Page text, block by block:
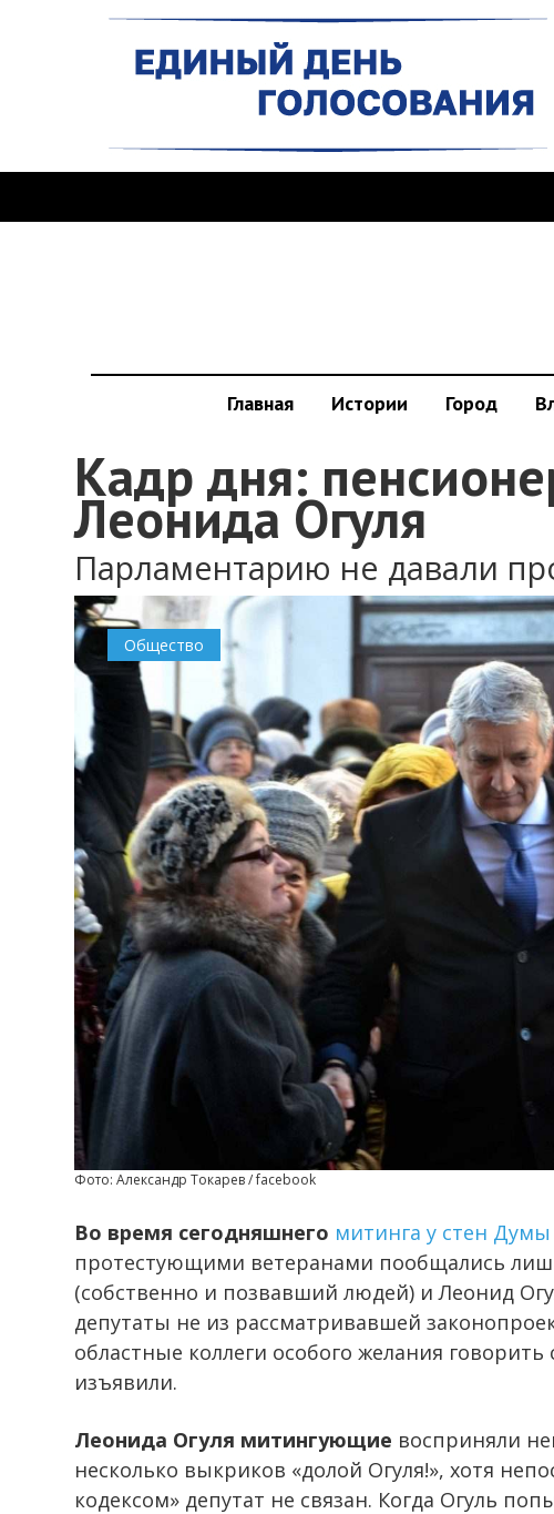
Главная Истории Город
Кадр дня:
Леонида Огуля
Парламентарию не давали
0
Общество
Фото: Александр Токарев / facebook
Во время сегодняшнего митинга у стен Думы
протестующими ветеранами пообщались
(собственно и позвавший людей) и Леонид
депутаты не из рассматривавшей
областные коллеги особого желания
изъявили.
Леонида Огуля митингующие восприняли
несколько выкриков «долой Огуля!», хотя
кодексом» депутат не связан. Когда Огуль